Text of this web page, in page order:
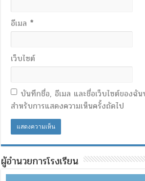
อีเมล *
เว็บไซต์
บันทึกชื่อ, อีเมล และชื่อเว็บไซต์ของฉัน
สำหรับการแสดงความเห็นครั้งถัดไป
ผู้อำนวยการโรงเรียน